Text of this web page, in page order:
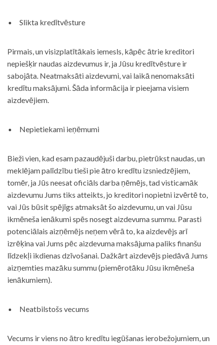
Slikta kredītvēsture
Pirmais, un visizplatītākais iemesls, kāpēc ātrie kreditori
nepiešķir naudas aizdevumus ir, ja Jūsu kredītvēsture ir
sabojāta. Neatmaksāti aizdevumi, vai laikā nenomaksāti
kredītu maksājumi. Šāda informācija ir pieejama visiem
aizdevējiem.
Nepietiekami ieņēmumi
Bieži vien, kad esam pazaudējuši darbu, pietrūkst naudas, un
meklējam palīdzību tieši pie ātro kredītu izsniedzējiem,
tomēr, ja Jūs neesat oficiāls darba ņēmējs, tad visticamāk
aizdevumu Jums tiks atteikts, jo kreditori nopietni izvērtē to,
vai Jūs būsit spējīgs atmaksāt šo aizdevumu, un vai Jūsu
ikmēneša ienākumi spēs nosegt aizdevuma summu. Parasti
potenciālais aizņēmējs neņem vērā to, ka aizdevējs arī
izrēķina vai Jums pēc aizdevuma maksājuma paliks finanšu
līdzekļi ikdienas dzīvošanai. Dažkārt aizdevējs piedāvā Jums
aizņemties mazāku summu (piemērotāku Jūsu ikmēneša
ienākumiem).
Neatbilstošs vecums
Vecums ir viens no ātro kredītu iegūšanas ierobežojumiem, un